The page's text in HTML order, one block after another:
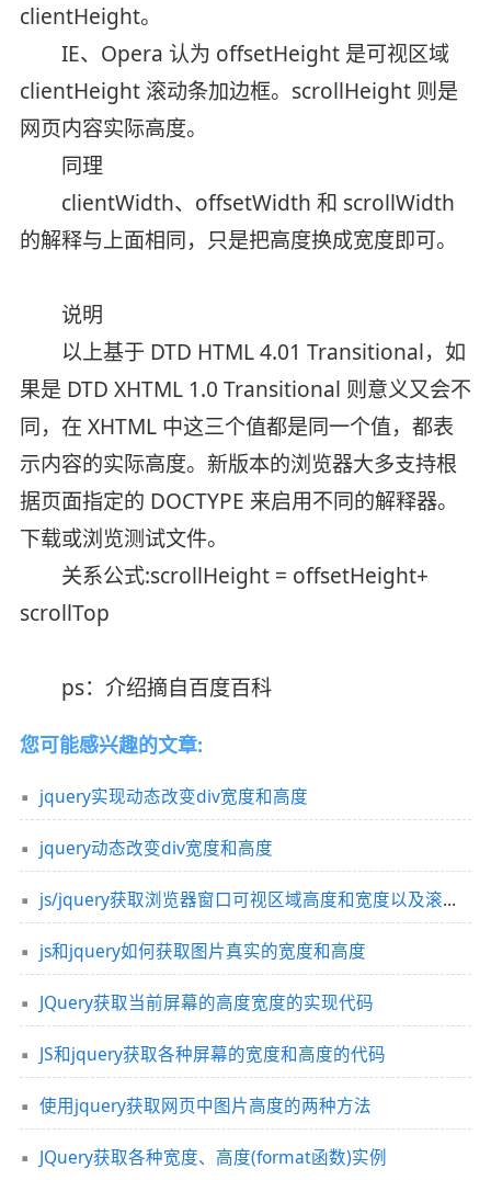
clientHeight。
IE、Opera 认为 offsetHeight 是可视区域
clientHeight 滚动条加边框。scrollHeight 则是
网页内容实际高度。
同理
clientWidth、offsetWidth 和 scrollWidth
的解释与上面相同，只是把高度换成宽度即可。
说明
以上基于 DTD HTML 4.01 Transitional，如
果是 DTD XHTML 1.0 Transitional 则意义又会不
同，在 XHTML 中这三个值都是同一个值，都表
示内容的实际高度。新版本的浏览器大多支持根
据页面指定的 DOCTYPE 来启用不同的解释器。
下载或浏览测试文件。
关系公式:scrollHeight = offsetHeight+
scrollTop
ps：介绍摘自百度百科
您可能感兴趣的文章:
jquery实现动态改变div宽度和高度
jquery动态改变div宽度和高度
js/jquery获取浏览器窗口可视区域高度和宽度以及滚动条高度实现代码
js和jquery如何获取图片真实的宽度和高度
JQuery获取当前屏幕的高度宽度的实现代码
JS和jquery获取各种屏幕的宽度和高度的代码
使用jquery获取网页中图片高度的两种方法
JQuery获取各种宽度、高度(format函数)实例